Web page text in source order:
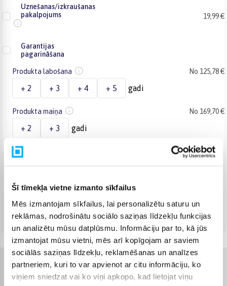
Šī tīmekļa vietne izmanto sīkfailus
Mēs izmantojam sīkfailus, lai personalizētu saturu un
reklāmas, nodrošinātu sociālo saziņas līdzekļu funkcijas
un analizētu mūsu datplūsmu. Informāciju par to, kā jūs
izmantojat mūsu vietni, mēs arī kopīgojam ar saviem
sociālās saziņas līdzekļu, reklamēšanas un analīzes
partneriem, kuri to var apvienot ar citu informāciju, ko
viņiem sniedzat vai ko viņi apkopo, kad lietojat viņu
Uznešanas/izkraušanas
pakalpojums
19,99 €
Garantijas
pagarināšana
Produkta labošana No 125,78 €
+ 2 + 3 + 4 + 5 gadi
Produkta maiņa No 169,70 €
+ 2 + 3 gadi
Apmaksā pilnu summu skaidrā naudā piegādes brīdī.
Augusts 10d. - Augusts 11d.
DPD kurjers (9,99 €)
Augusts 10d. - Augusts 11d.
Raksturlielumi